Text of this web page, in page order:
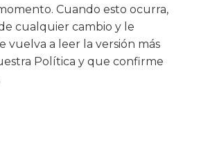
Cuando esto ocurra,
cualquier cambio y le
vuelva a leer la versión más
Política y que confirme